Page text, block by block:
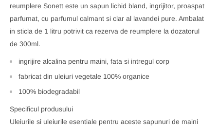
reumplere Sonett este un sapun lichid bland, ingrijitor, proaspat
parfumat, cu parfumul calmant si clar al lavandei pure. Ambalat
in sticla de 1 litru potrivit ca rezerva de reumplere la dozatorul
de 300ml.
ingrijire alcalina pentru maini, fata si intregul corp
fabricat din uleiuri vegetale 100% organice
100% biodegradabil
Specificul produsului
Uleiurile si uleiurile esentiale pentru aceste sapunuri de maini